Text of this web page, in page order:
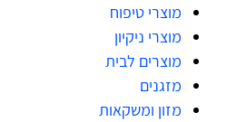
מוצרי טיפוח
מוצרי ניקיון
מוצרים לבית
מזגנים
מזון ומשקאות